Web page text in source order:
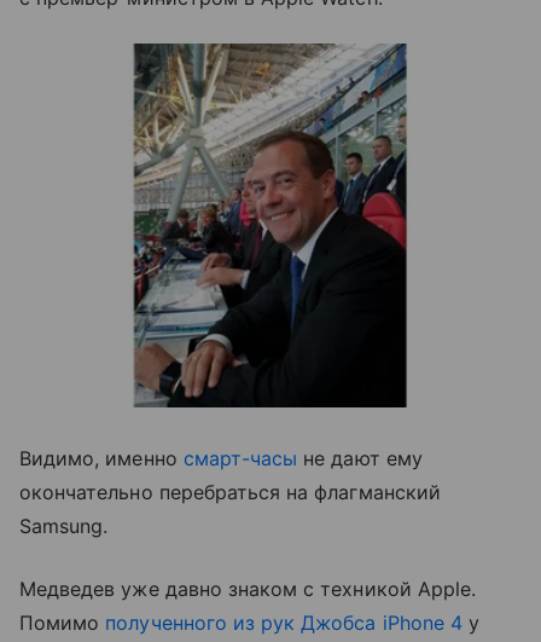
Видимо, именно смарт-часы не дают ему
окончательно перебраться на флагманский
Samsung.
Медведев уже давно знаком с техникой Apple.
Помимо полученного из рук Джобса iPhone 4у